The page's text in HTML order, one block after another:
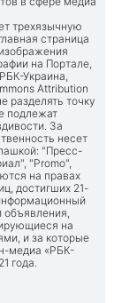
трехязычную
страница
на Портале,
Украина,
Attribution
разделять точку
подлежат
За
несет
"Пресс-
"Promo",
на правах
достигших 21-
объявления,
на
и за которые
медиа «РБК-
года.